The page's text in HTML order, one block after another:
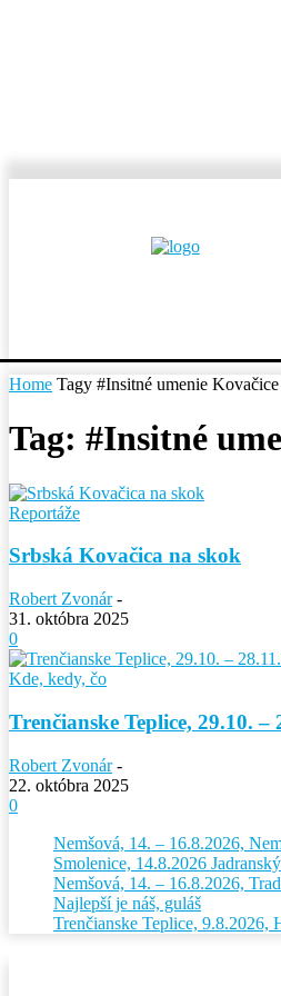
Home Tagy #Insitné umenie
Tag: #Insitné
Reportáže
Srbská Kovačica na skok
Robert Zvonár -
31. októbra 2025
0
Kde, kedy, čo
Trenčianske Teplice, 29.10.
Robert Zvonár -
22. októbra 2025
0
Nemšová, 14. – 16.8.2026,
Smolenice, 14.8.2026
Nemšová, 14. – 16.8.2026,
Najlepší je náš, guláš
Trenčianske Teplice, 9.8.2026,